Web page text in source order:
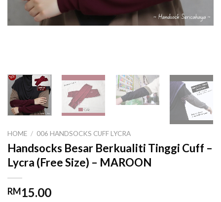
HOME / 006 HANDSOCKS CUFF LYCRA
Handsocks Besar Berkualiti Tinggi Cuff –
Lycra (Free Size) – MAROON
RM15.00